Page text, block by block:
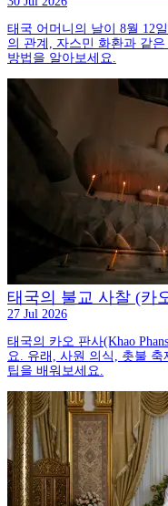
태국 어머니의 날이 8월 12
의 관계, 자스민 화환과 같
방법을 알아보세요.
태국의 불교 사찰 (카
27 Jul 2026
태국의 카오 판사(Khao
요. 유래, 사원 의식, 촛불
팁을 배워보세요.